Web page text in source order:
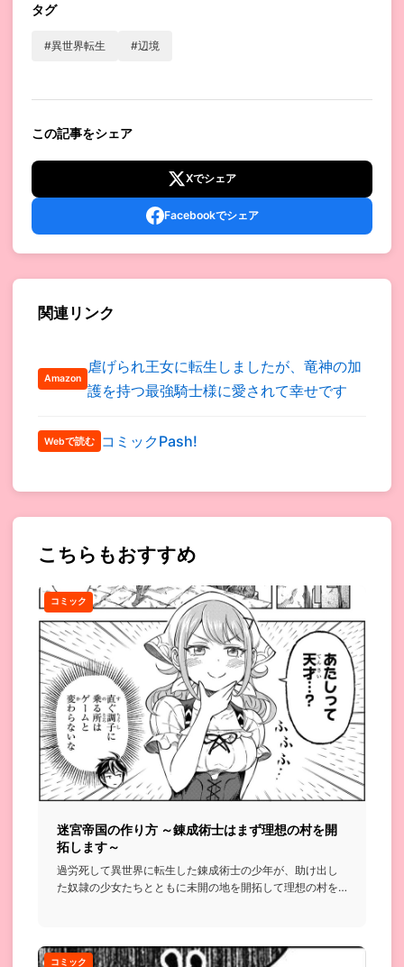
タグ
#異世界転生 #辺境
この記事をシェア
Xでシェア
Facebookでシェア
関連リンク
Amazon
虐げられ王女に転生しましたが、竜神の加
護を持つ最強騎士様に愛されて幸せです
Webで読む コミックPash!
こちらもおすすめ
コミック
迷宮帝国の作り方 ～錬成術士はまず理想の村を開
拓します～
過労死して異世界に転生した錬成術士の少年が、助け出し
た奴隷の少女たちとともに未開の地を開拓して理想の村を
コミック